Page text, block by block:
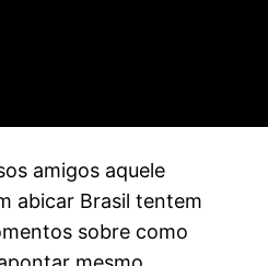
amigos aquele
abicar Brasil tentem
sobre como